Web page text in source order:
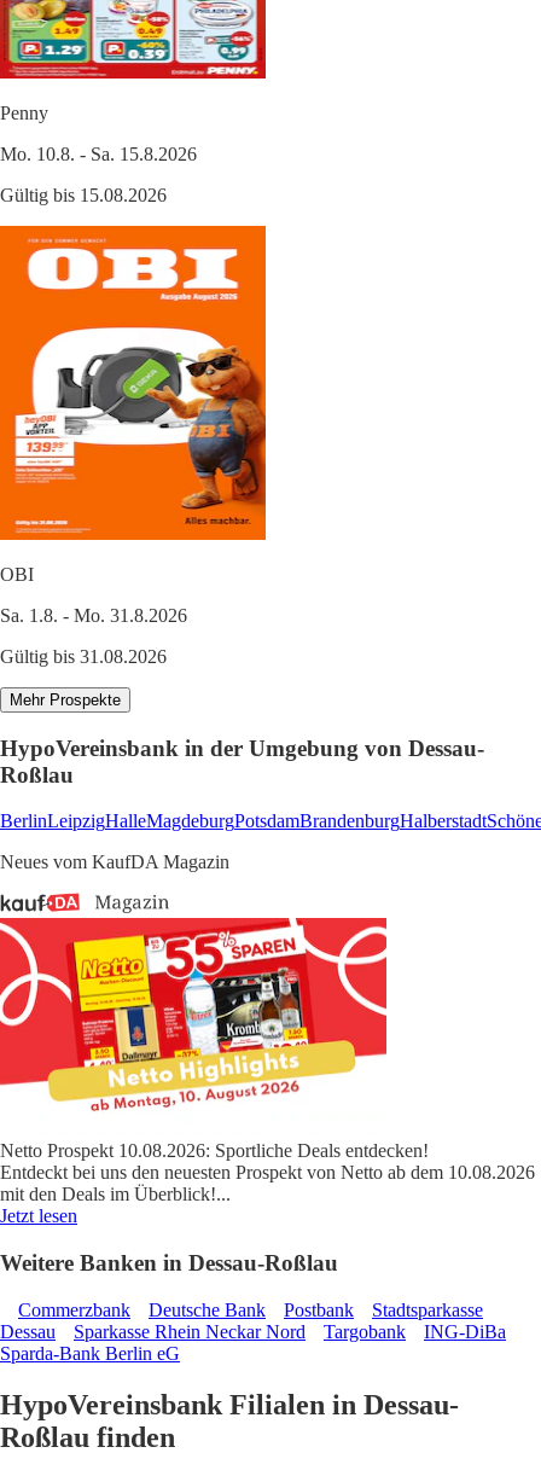
Penny
Mo. 10.8. - Sa. 15.8.2026
Gültig bis 15.08.2026
OBI
Sa. 1.8. - Mo. 31.8.2026
Gültig bis 31.08.2026
Mehr Prospekte
HypoVereinsbank in der Umgebung von Dessau-
Roßlau
BerlinLeipzigHalleMagdeburgPotsdamBrandenburgHalberstadt
Neues vom KaufDA Magazin
Netto Prospekt 10.08.2026: Sportliche Deals entdecken!
Entdeckt bei uns den neuesten Prospekt von Netto ab dem 10.08.2026
mit den Deals im Überblick!...
Jetzt lesen
Weitere Banken in Dessau-Roßlau
Commerzbank Deutsche Bank Postbank
Stadtsparkasse
Dessau
Sparkasse Rhein Neckar Nord Targobank
ING-DiBa
Sparda-Bank Berlin eG
HypoVereinsbank Filialen in Dessau-
Roßlau finden